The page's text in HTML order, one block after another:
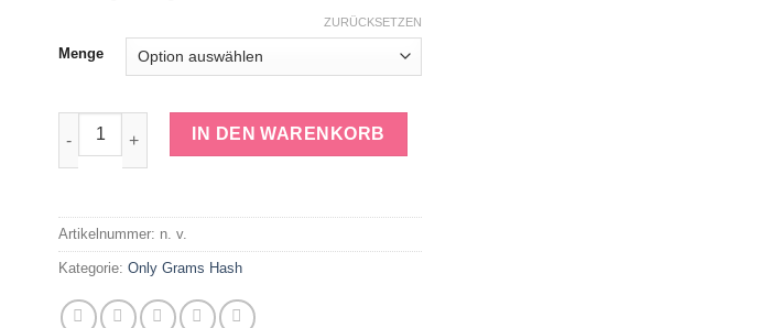
Menge
ZURÜCKSETZEN
Static Hash - 50% Superior Menge
IN DEN WARENKORB
Artikelnummer: n. v.
Kategorie: Only Grams Hash